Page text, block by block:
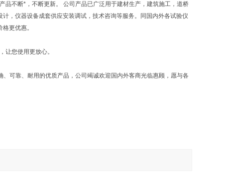
品不断*，不断更新。 公司产品已广泛用于建材生产，建筑施工，道桥
，仪器设备成套供应安装调试，技术咨询等服务。同国内外各试验仪
更优惠。
让您使用更放心。
可靠、耐用的优质产品，公司竭诚欢迎国内外客商光临惠顾，愿与各